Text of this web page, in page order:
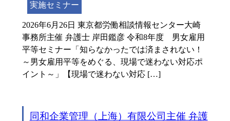
実施セミナー
2026年6月26日 東京都労働相談情報センター大崎
事務所主催 弁護士 岸田鑑彦 令和8年度 男女雇用
平等セミナー「知らなかったでは済まされない！
～男女雇用平等をめぐる、現場で迷わない対応ポ
イント～」【現場で迷わない対応 […]
同和企業管理（上海）有限公司主催 弁護